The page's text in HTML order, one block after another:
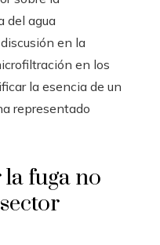
del agua
en la
en los
la esencia de un
representado
fuga no